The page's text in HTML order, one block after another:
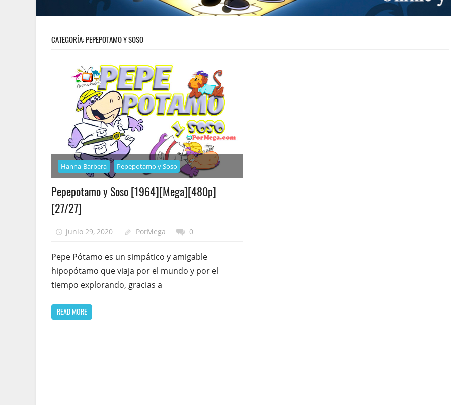
CATEGORÍA:PEPEPOTAMO Y SOSO
Hanna-Barbera Pepepotamo y Soso
Pepepotamo y Soso [1964][Mega][480p]
[27/27]
junio 29, 2020 PorMega 0
Pepe Pótamo es un simpático y amigable
hipopótamo que viaja por el mundo y por el
tiempo explorando, gracias a
READ MORE